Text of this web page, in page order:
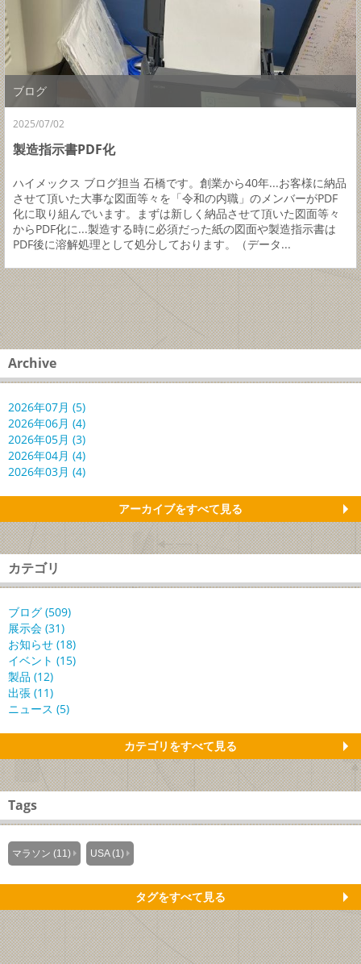
ブログ
2025/07/02
製造指示書PDF化
ハイメックス ブログ担当 石橋です。創業から40年...お客様に納品
させて頂いた大事な図面等々を「令和の内職」のメンバーがPDF
化に取り組んでいます。まずは新しく納品させて頂いた図面等々
からPDF化に...製造する時に必須だった紙の図面や製造指示書は
PDF後に溶解処理として処分しております。（データ...
Archive
2026年07月 (5)
2026年06月 (4)
2026年05月 (3)
2026年04月 (4)
2026年03月 (4)
アーカイブをすべて見る
カテゴリ
ブログ (509)
展示会 (31)
お知らせ (18)
イベント (15)
製品 (12)
出張 (11)
ニュース (5)
カテゴリをすべて見る
Tags
マラソン (11) USA (1)
タグをすべて見る